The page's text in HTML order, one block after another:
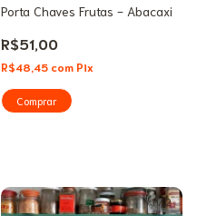
Porta Chaves Frutas - Abacaxi
R$51,00
R$48,45 com Pix
1/2